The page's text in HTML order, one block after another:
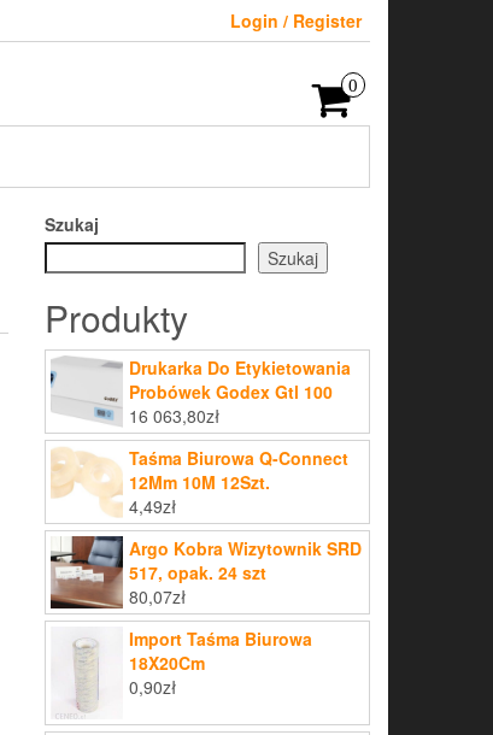
Login / Register
0
Szukaj
Szukaj
Produkty
Drukarka Do Etykietowania
Probówek Godex Gtl 100
16 063,80zł
Taśma Biurowa Q-Connect
12Mm 10M 12Szt.
4,49zł
Argo Kobra Wizytownik SRD
517, opak. 24 szt
80,07zł
Import Taśma Biurowa
18X20Cm
0,90zł